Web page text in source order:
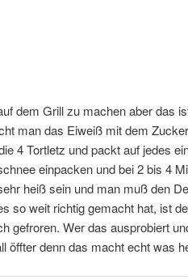
dem Grill zu machen aber das
man das Eiweiß mit dem
4 Tortletz und packt auf jedes
einpacken und bei 2 bis 4
heiß sein und man muß den
so weit richtig gemacht hat, ist
gefroren. Wer das ausprobiert
öffter denn das macht echt was